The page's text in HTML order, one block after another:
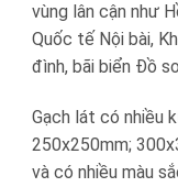
vùng lân cận như
Quốc tế Nội bài,
đình, bãi biển Đồ
Gạch lát có nhiều
250x250mm;
và có nhiều màu